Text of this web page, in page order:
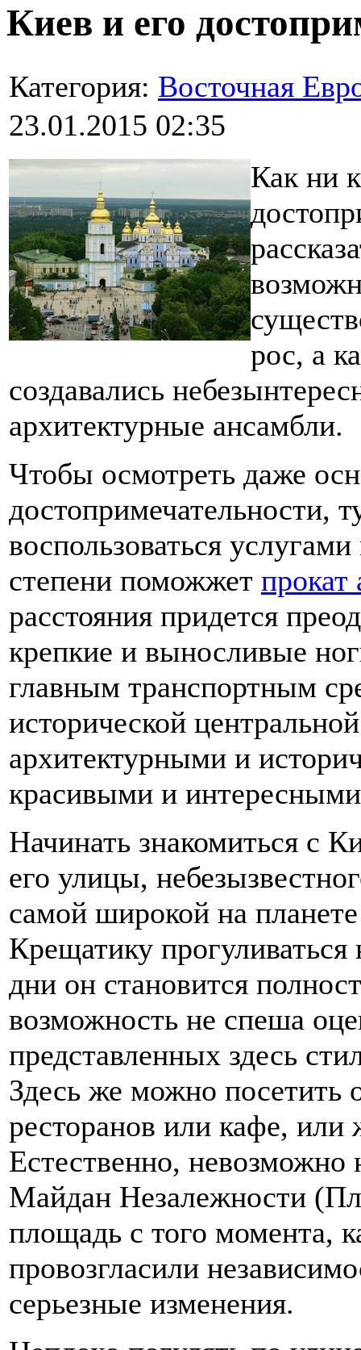
Киев и его
Категория: Восточная
23.01.2015 02:35
Как ни
рос, а
создавались
архитектурные ансамбли.
Чтобы осмотреть даже
достопримечательности,
воспользоваться
степени поможжет прокат
расстояния придется
крепкие и выносливые
главным транспортным
исторической
архитектурными и
красивыми и
Начинать знакомиться с
его улицы,
самой широкой на
Крещатику прогуливаться
дни он становится
возможность не спеша
представленных здесь
Здесь же можно посетить
ресторанов или кафе, или
Естественно, невозможно
Майдан Незалежности
площадь с того момента,
провозгласили
серьезные изменения.